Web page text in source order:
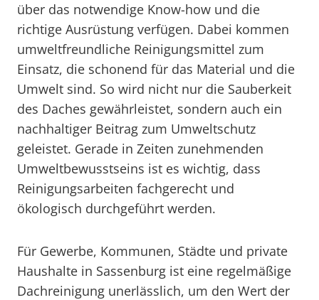
über das notwendige Know-how und die
richtige Ausrüstung verfügen. Dabei kommen
umweltfreundliche Reinigungsmittel zum
Einsatz, die schonend für das Material und die
Umwelt sind. So wird nicht nur die Sauberkeit
des Daches gewährleistet, sondern auch ein
nachhaltiger Beitrag zum Umweltschutz
geleistet. Gerade in Zeiten zunehmenden
Umweltbewusstseins ist es wichtig, dass
Reinigungsarbeiten fachgerecht und
ökologisch durchgeführt werden.
Für Gewerbe, Kommunen, Städte und private
Haushalte in Sassenburg ist eine regelmäßige
Dachreinigung unerlässlich, um den Wert der